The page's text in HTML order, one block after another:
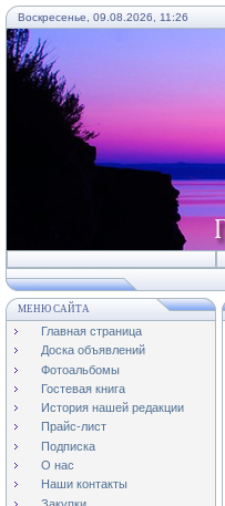
Воскресенье, 09.08.2026, 11:26
МЕНЮ САЙТА
Главная страница
Доска объявлений
Фотоальбомы
Гостевая книга
История нашей редакции
Прайс-лист
Подписка
О нас
Наши контакты